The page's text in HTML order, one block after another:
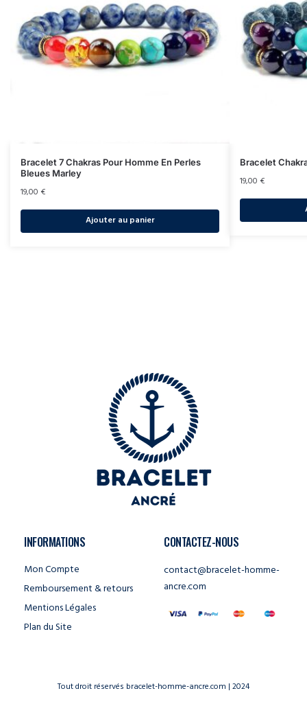
Bracelet 7 Chakras Pour Homme En Perles
Bleues Marley
19,00 €
Ajouter au panier
Bracelet
19,00 €
INFORMATIONS
Mon Compte
Remboursement & retours
Mentions Légales
Plan du Site
CONTACTEZ-NOUS
contact@bracelet-homme-
ancre.com
Tout droit réservés bracelet-homme-ancre.com | 2024